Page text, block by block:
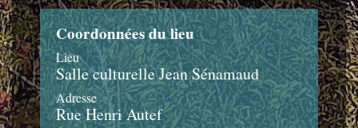
Coordonnées du lieu
Lieu
Salle culturelle Jean Sénamaud
Adresse
Rue Henri Autef